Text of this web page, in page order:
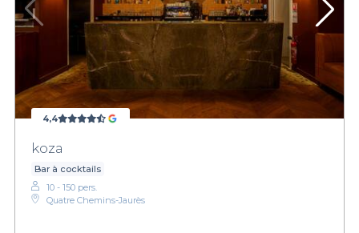
4,4
koza
Bar à cocktails
10 - 150 pers.
Quatre Chemins-Jaurès